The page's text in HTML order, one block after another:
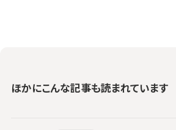
ほかにこんな記事も読まれています